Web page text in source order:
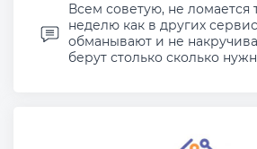
Всем советую, не ломается
неделю как в других
обманывают и не
берут столько сколько